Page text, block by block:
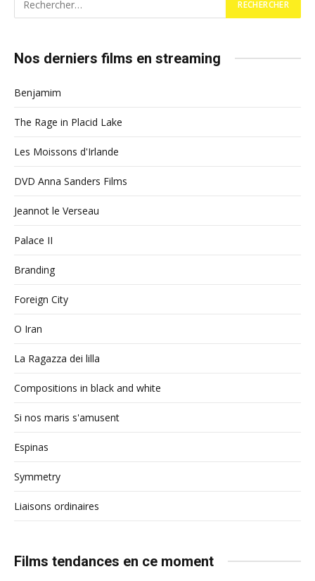
Nos derniers films en streaming
Benjamim
The Rage in Placid Lake
Les Moissons d'Irlande
DVD Anna Sanders Films
Jeannot le Verseau
Palace II
Branding
Foreign City
O Iran
La Ragazza dei lilla
Compositions in black and white
Si nos maris s'amusent
Espinas
Symmetry
Liaisons ordinaires
Films tendances en ce moment